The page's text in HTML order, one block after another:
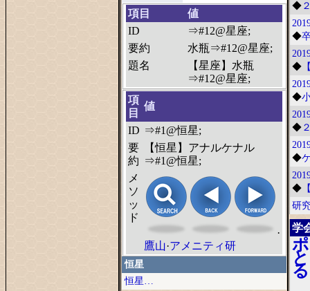
項目
値
ID
⇒#12@星座;
要約
水瓶⇒#12@星座;
題名
【星座】水瓶
⇒#12@星座;
項
目
値
ID ⇒#1@恒星;
要
約
【恒星】アナルケナル
⇒#1@恒星;
メ
ソ
ッ
ド
·
鷹山·アメニティ研
恒星
恒星…
◆
◆
◆
◆
◆
◆
◆
研
学